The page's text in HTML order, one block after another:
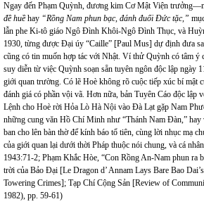
Ngay đến Phạm Quỳnh, đương kim Cơ Mật Viện
đề huềhay “Rồng Nam phun bạc, đánh đuổi Đức tặc,”
lẫn phe Ki-tô giáo Ngô Đình Khôi-Ngô Đình Thục, và
1930, từng được Đại úy “Caille” [Paul Mus] dự định đưa
cũng có tin muốn hợp tác với Nhật. Ví thử Quỳnh có tâm
suy diễn từ việc Quỳnh soạn sẵn tuyên ngôn độc lập ngày
giới quan trường. Có lẽ Hoè không rõ cuộc tiếp xúc bí mật
đánh giá có phần vội vã. Hơn nữa, bản Tuyên Cáo độc lập
Lệnh cho Hoè rời Hỏa Lò Hà Nội vào Đà Lạt gặp Nam
những cung văn Hồ Chí Minh như “Thánh Nam Đàn,” hay
ban cho lên bàn thờ để kính báo tổ tiên, cùng lời nhục mạ
của giới quan lại dưới thời Pháp thuộc nói chung, và cá
1943:71-2; Phạm Khắc Hòe, “Con Rồng An-Nam phun ra
trời của Bảo Đại [Le Dragon d’ Annam Lays Bare Bao
Towering Crimes]; Tạp Chí Cộng Sản [Review of
1982), pp. 59-61)